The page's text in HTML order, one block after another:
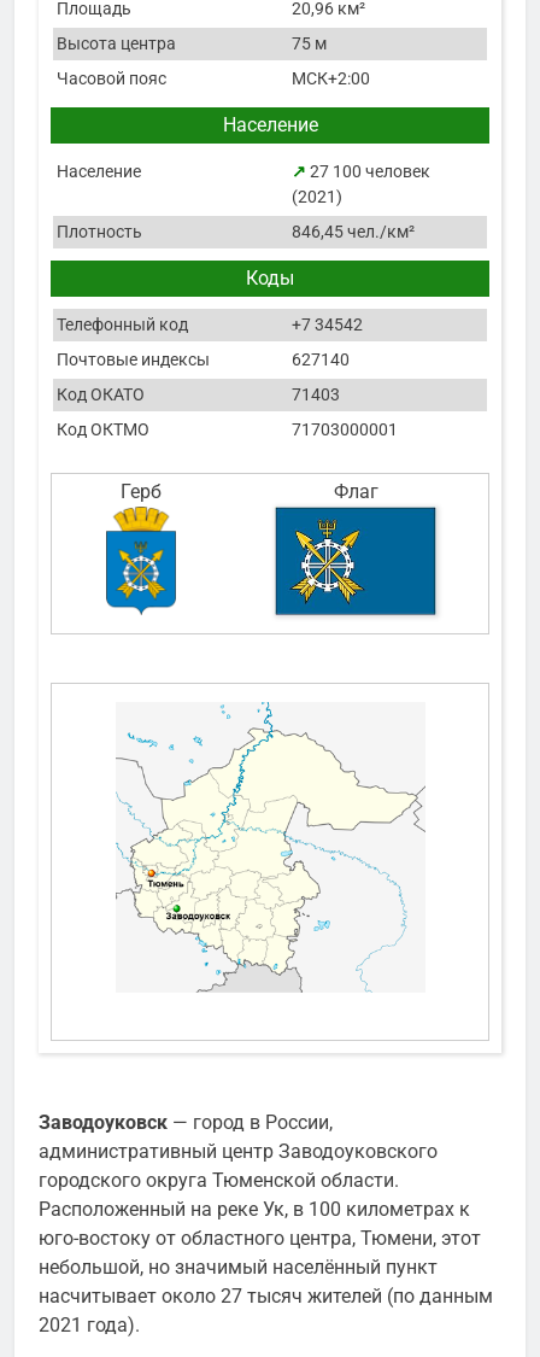
Площадь
20,96 км²
Высота центра
75 м
Часовой пояс
МСК+2:00
Население
Население ↗ 27 100 человек
(2021)
Плотность
846,45 чел./км²
Коды
Телефонный код
+7 34542
Почтовые индексы
627140
Код ОКАТО
71403
Код ОКТМО
71703000001
Герб Флаг
Заводоуковск — город в России,
административный центр Заводоуковского
городского округа Тюменской области.
Расположенный на реке Ук, в 100 километрах к
юго-востоку от областного центра, Тюмени, этот
небольшой, но значимый населённый пункт
насчитывает около 27 тысяч жителей (по данным
2021 года).